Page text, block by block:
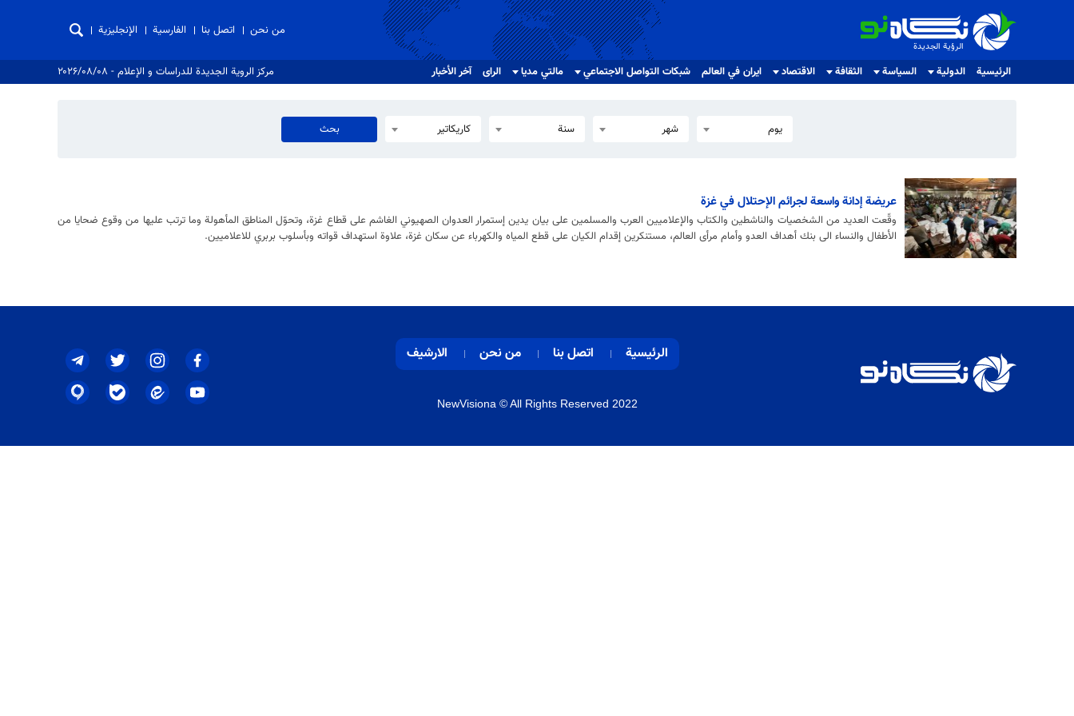
الرؤية الجديدة
الرؤية الجديدة
من نحن اتصل بنا الفارسية الإنجليزية
الرئيسية الدولية السياسة الثقافة الاقتصاد ايران في العالم شبکات التواصل الاجتماعي مالتي مدیا الرای آخر الأخبار مركز الروية الجدیدة للدراسات و الإعلام - ۲۰۲۶/۰۸/۰۸
يوم شهر سنة كاريكاتير
عريضة إدانة واسعة لجرائم الإحتلال في غزة
وقّعت العديد من الشخصيات والناشطين والكتاب والإعلاميين العرب والمسلمين على بيان يدين إستمرار العدوان الصهيوني الغاشم على قطاع غزة، وتحوّل المناطق المأهولة وما ترتب عليها من وقوع ضحايا من
الأطفال والنساء الى بنك أهداف العدو وأمام مرأى العالم، مستنكرين إقدام الكيان على قطع المياه والكهرباء عن سكان غزة، علاوة استهداف قواته وبأسلوب بربري للاعلاميين.
الرئيسية اتصل بنا من نحن الارشيف
NewVisiona © All Rights Reserved 2022